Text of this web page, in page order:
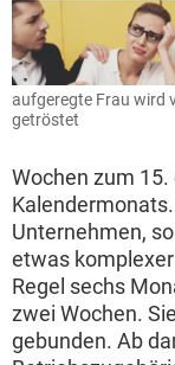
aufgeregte Frau wird
getröstet
Wochen zum
Unternehmen,
etwas
Regel sechs
zwei Wochen.
gebunden. Ab